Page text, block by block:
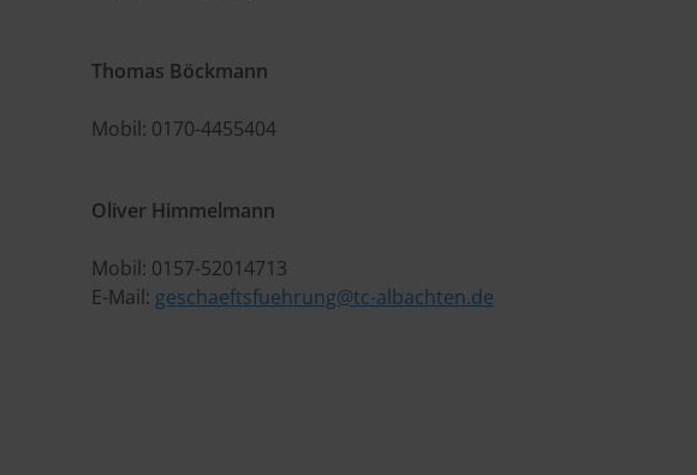
Thomas Böckmann
Mobil: 0170-4455404
Oliver Himmelmann
Mobil: 0157-52014713
E-Mail: geschaeftsfuehrung@tc-albachten.de